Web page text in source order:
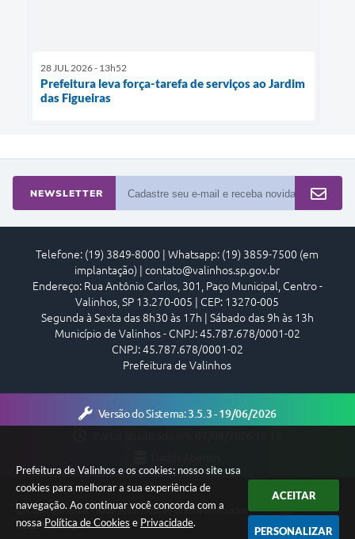
Prefeitura de Valinhos e os cookies: nosso site usa
cookies para melhorar a sua experiência de
navegação. Ao continuar você concorda com a
nossa Política de Cookies e Privacidade.
ACEITAR
PERSONALIZAR
28 JUL 2026 - 13h52
Prefeitura leva força-tarefa de serviços ao Jardim
das Figueiras
NEWSLETTER
Telefone: (19) 3849-8000 | Whatsapp: (19) 3859-7500 (em
implantação) | contato@valinhos.sp.gov.br
Endereço: Rua Antônio Carlos, 301, Paço Municipal, Centro -
Valinhos, SP 13.270-005 | CEP: 13270-005
Segunda à Sexta das 8h30 às 17h | Sábado das 9h às 13h
Município de Valinhos - CNPJ: 45.787.678/0001-02
CNPJ: 45.787.678/0001-02
Prefeitura de Valinhos
Versão do Sistema:3.5.3 - 19/06/2026
Copyright Instar - 2006-2026. Todos os direitos reservados -
Instar Tecnologia